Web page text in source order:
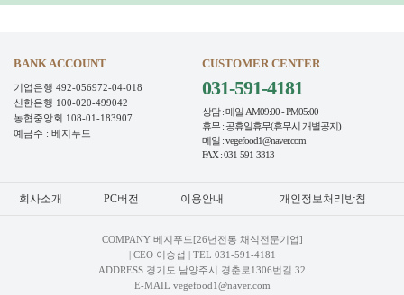
BANK ACCOUNT
기업은행 492-056972-04-018
신한은행 100-020-499042
농협중앙회 108-01-183907
예금주 : 베지푸드
CUSTOMER CENTER
031-591-4181
상담 : 매일 AM09:00 - PM05:00
휴무 : 공휴일휴무(휴무시 개별공지)
메일 : vegefood1@naver.com
FAX : 031-591-3313
회사소개 PC버전 이용안내 개인정보처리방침
COMPANY 베지푸드[26년전통 채식전문기업]
| CEO 이승섭 | TEL 031-591-4181
ADDRESS 경기도 남양주시 경춘로1306번길 32
E-MAIL vegefood1@naver.com